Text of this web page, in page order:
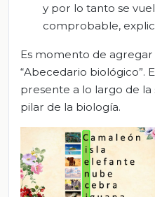
y por lo tanto se
comprobable,
Es momento de
“Abecedario biológico”.
presente a lo largo de la
pilar de la biología.